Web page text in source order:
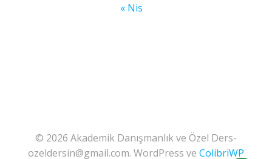
« Nis
© 2026 Akademik Danışmanlık ve Özel Ders-
ozeldersin@gmail.com. WordPress ve ColibriWP